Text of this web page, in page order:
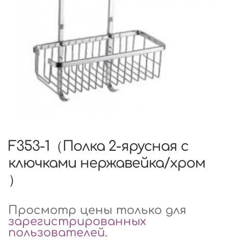
F353-1（Полка 2-ярусная c
ключками нержавейка/хром
）
Просмотр цены только для
зарегистрированных
пользователей.